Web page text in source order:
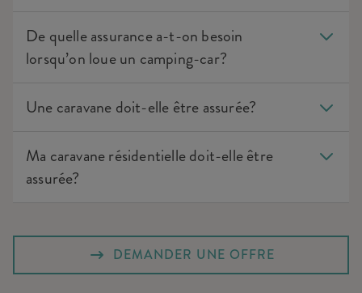
De quelle assurance a-t-on besoin
lorsqu’on loue un camping-car?
Une caravane doit-elle être assurée?
Ma caravane résidentielle doit-elle être
assurée?
DEMANDER UNE OFFRE